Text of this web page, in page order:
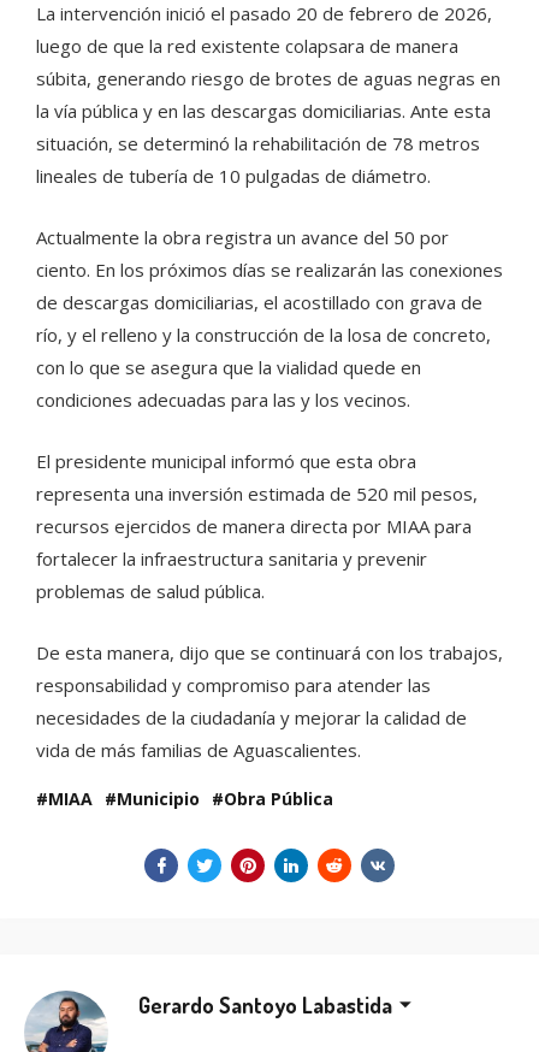
La intervención inició el pasado 20 de febrero de 2026,
luego de que la red existente colapsara de manera
súbita, generando riesgo de brotes de aguas negras en
la vía pública y en las descargas domiciliarias. Ante esta
situación, se determinó la rehabilitación de 78 metros
lineales de tubería de 10 pulgadas de diámetro.
Actualmente la obra registra un avance del 50 por
ciento. En los próximos días se realizarán las conexiones
de descargas domiciliarias, el acostillado con grava de
río, y el relleno y la construcción de la losa de concreto,
con lo que se asegura que la vialidad quede en
condiciones adecuadas para las y los vecinos.
El presidente municipal informó que esta obra
representa una inversión estimada de 520 mil pesos,
recursos ejercidos de manera directa por MIAA para
fortalecer la infraestructura sanitaria y prevenir
problemas de salud pública.
De esta manera, dijo que se continuará con los trabajos,
responsabilidad y compromiso para atender las
necesidades de la ciudadanía y mejorar la calidad de
vida de más familias de Aguascalientes.
MIAA Municipio Obra Pública
Gerardo Santoyo Labastida